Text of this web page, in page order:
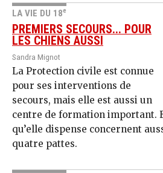
LA VIE DU 18e
PREMIERS SECOURS... POUR
LES CHIENS AUSSI
Sandra Mignot
La Protection civile est connue
pour ses interventions de
secours, mais elle est aussi un
centre de formation important.
qu’elle dispense concernent
quatre pattes.